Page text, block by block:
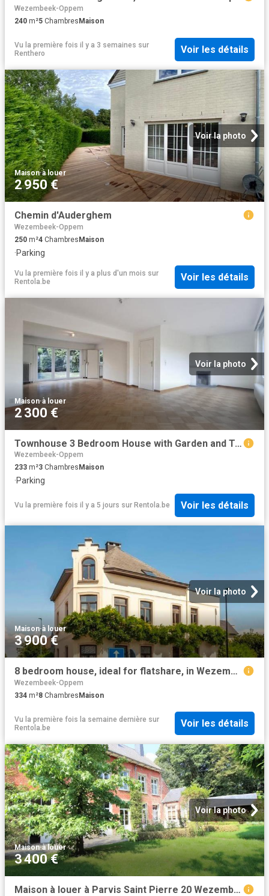
Wezembeek-Oppem
240 m²5 Chambres Maison
Vu la première fois il y a 3 semaines sur
Renthero
Voir les détails
Voir la photo
Maison·à louer
2 950 €
Chemin d'Auderghem
Wezembeek-Oppem
250 m²4 ChambresMaison
·Parking
Vu la première fois il y a plus d'un mois sur
Rentola.be
Voir les détails
Voir la photo
Maison·à louer
2 300 €
Townhouse 3 Bedroom House with Garden and Terrace
Wezembeek-Oppem
233 m²3 Chambres Maison
·Parking
Vu la première fois il y a 5 jours sur Rentola.be Voir les détails
Voir la photo
Maison·à louer
3 900 €
8 bedroom house, ideal for flatshare, in Wezembeek Oppem
Wezembeek-Oppem
334 m²8 Chambres Maison
Vu la première fois la semaine dernière sur
Rentola.be
Voir les détails
Voir la photo
Maison·à louer
3 400 €
Maison à louer à Parvis Saint Pierre 20 Wezembeek Oppem